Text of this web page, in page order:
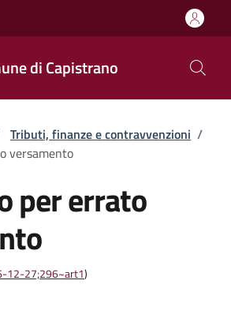
di Capistrano
Tributi, finanze e contravvenzioni /
versamento
per errato
12-27;296~art1)